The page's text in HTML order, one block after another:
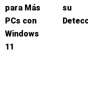
para Más
PCs con
Windows
11
su